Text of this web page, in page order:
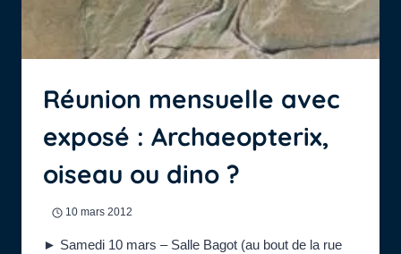
Réunion mensuelle avec
exposé : Archaeopterix,
oiseau ou dino ?
10 mars 2012
► Samedi 10 mars – Salle Bagot (au bout de la rue